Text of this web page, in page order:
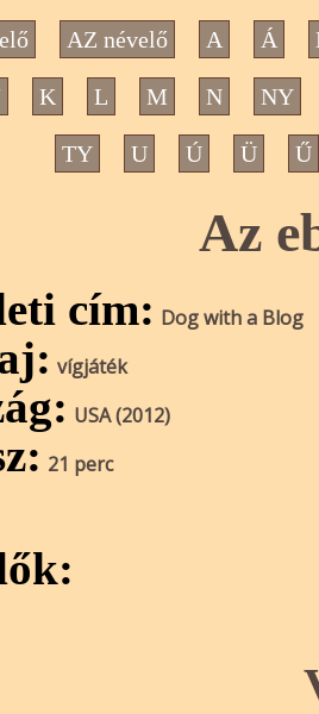
AZ névelő A Á
K L M N NY
TY U Ú Ü Ű
Az
cím: Dog with a Blog
vígjáték
USA (2012)
21 perc